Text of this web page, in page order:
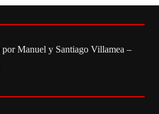
Manuel y Santiago Villamea –